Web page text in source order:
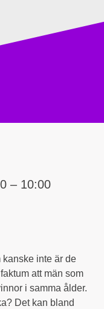
– 10:00
kanske inte är de
att män som
i samma ålder.
Det kan bland